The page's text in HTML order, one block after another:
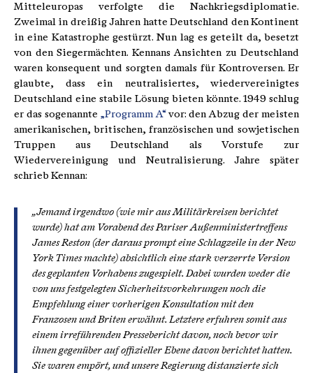
Mitteleuropas verfolgte die Nachkriegsdiplomatie.
Zweimal in dreißig Jahren hatte Deutschland den Kontinent
in eine Katastrophe gestürzt. Nun lag es geteilt da, besetzt
von den Siegermächten. Kennans Ansichten zu Deutschland
waren konsequent und sorgten damals für Kontroversen. Er
glaubte, dass ein neutralisiertes, wiedervereinigtes
Deutschland eine stabile Lösung bieten könnte. 1949 schlug
er das sogenannte „Programm A“vor: den Abzug der meisten
amerikanischen, britischen, französischen und sowjetischen
Truppen aus Deutschland als Vorstufe zur
Wiedervereinigung und Neutralisierung. Jahre später
schrieb Kennan:
„Jemand irgendwo (wie mir aus Militärkreisen berichtet
wurde) hat am Vorabend des Pariser Außenministertreffens
James Reston (der daraus prompt eine Schlagzeile in der New
York Times machte) absichtlich eine stark verzerrte Version
des geplanten Vorhabens zugespielt. Dabei wurden weder die
von uns festgelegten Sicherheitsvorkehrungen noch die
Empfehlung einer vorherigen Konsultation mit den
Franzosen und Briten erwähnt. Letztere erfuhren somit aus
einem irreführenden Pressebericht davon, noch bevor wir
ihnen gegenüber auf offizieller Ebene davon berichtet hatten.
Sie waren empört, und unsere Regierung distanzierte sich